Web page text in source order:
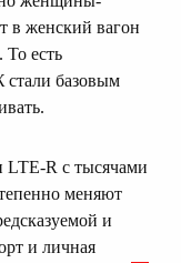
в женский вагон
То есть
базовым
LTE-R с тысячами
меняют
и
и личная